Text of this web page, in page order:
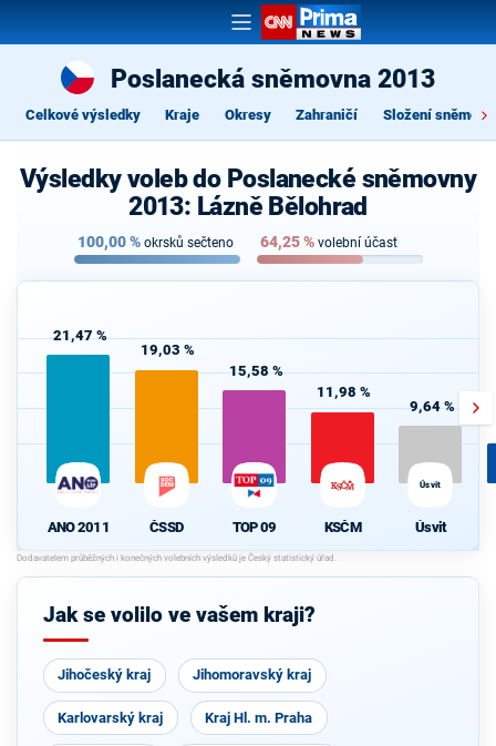
Poslanecká sněmovna 2013
Celkové výsledky Kraje Okresy Zahraničí Složení
Výsledky voleb do Poslanecké sněmovny
2013: Lázně Bělohrad
100,00% okrsků sečteno 64,25% volební účast
21,47 %
ANO 2011
19,03 %
ČSSD
15,58 %
TOP 09
11,98 %
KSČM
9,64 %
Úsvit
Úsvit
Jak se volilo ve vašem kraji?
Jihočeský kraj Jihomoravský kraj
Karlovarský kraj Kraj Hl. m. Praha